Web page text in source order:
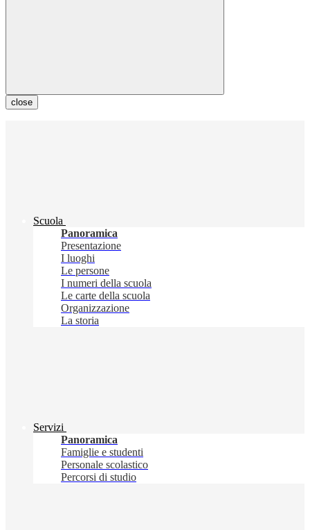
close
Scuola
Panoramica
Presentazione
I luoghi
Le persone
I numeri della scuola
Le carte della scuola
Organizzazione
La storia
Servizi
Panoramica
Famiglie e studenti
Personale scolastico
Percorsi di studio